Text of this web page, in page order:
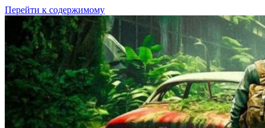
Перейти к содержимому